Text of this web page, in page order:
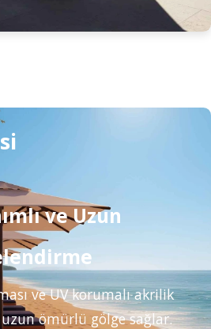
ve Uzun
ve UV korumalı akrilik
ömürlü gölge sağlar.